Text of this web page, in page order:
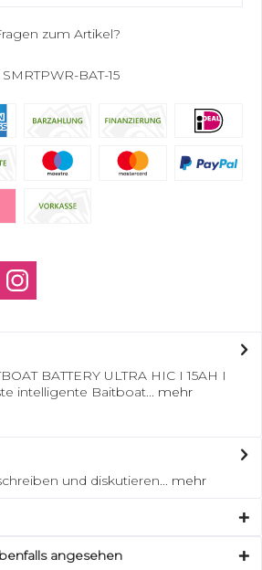
zum Artikel?
SMRTPWR-BAT-15
BATTERY ULTRA HIC I 15AH I
intelligente Baitboat... mehr
und diskutieren... mehr
angesehen